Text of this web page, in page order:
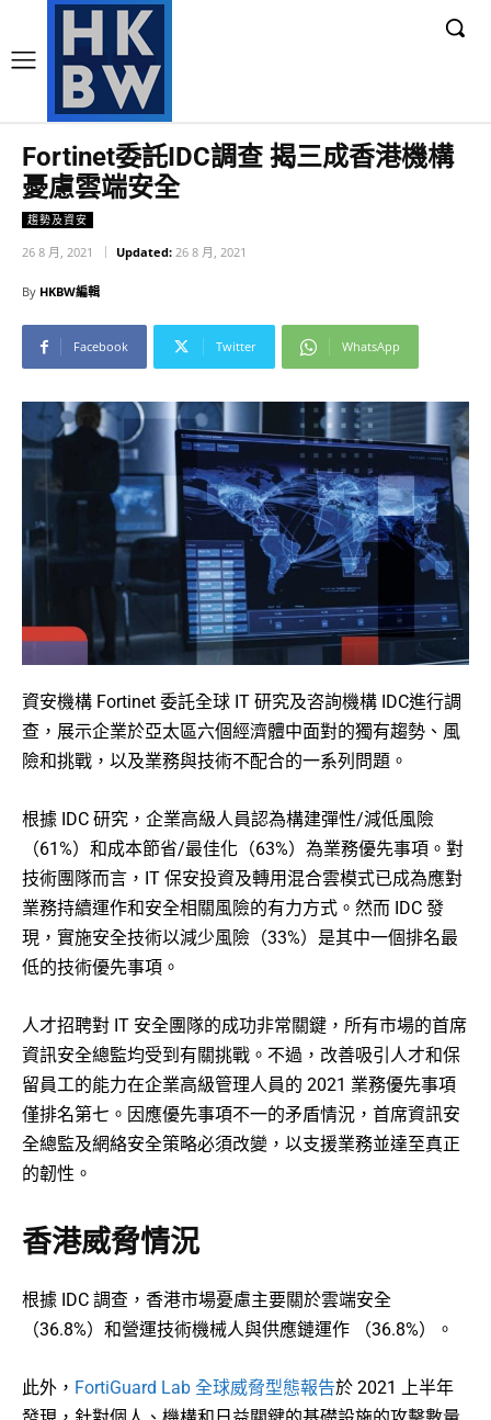
Fortinet委託IDC調查 揭三成香港機構
憂慮雲端安全
趨勢及資安
26 8 月, 2021 Updated: 26 8 月, 2021
By HKBW編輯
Facebook Twitter WhatsApp
資安機構 Fortinet 委託全球 IT 研究及咨詢機構 IDC進行調
查，展示企業於亞太區六個經濟體中面對的獨有趨勢、風
險和挑戰，以及業務與技術不配合的一系列問題。
根據 IDC 研究，企業高級人員認為構建彈性/減低風險
（61%）和成本節省/最佳化（63%）為業務優先事項。對
技術團隊而言，IT 保安投資及轉用混合雲模式已成為應對
業務持續運作和安全相關風險的有力方式。然而 IDC 發
現，實施安全技術以減少風險（33%）是其中一個排名最
低的技術優先事項。
人才招聘對 IT 安全團隊的成功非常關鍵，所有市場的首席
資訊安全總監均受到有關挑戰。不過，改善吸引人才和保
留員工的能力在企業高級管理人員的 2021 業務優先事項
僅排名第七。因應優先事項不一的矛盾情況，首席資訊安
全總監及網絡安全策略必須改變，以支援業務並達至真正
的韌性。
香港威脅情況
根據 IDC 調查，香港市場憂慮主要關於雲端安全
（36.8%）和營運技術機械人與供應鏈運作 （36.8%）。
此外， FortiGuard Lab 全球威脅型態報告於 2021 上半年